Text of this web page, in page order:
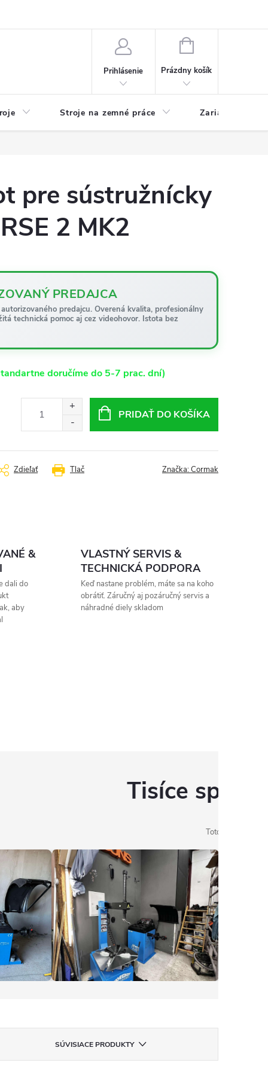
Prihlásenie
NÁKUPNÝ
Prázdny košík
Stroje na zemné práce Zariadenia na
pre sústružnícky
2 MK2
PREDAJCA
predajcu. Overená kvalita, profesionálny
technická pomoc aj cez videohovor. Istota bez
doručíme do 5-7 prac. dní)
PRIDAŤ DO KOŠÍKA
Tlač
Zdieľať Značka:Cormak
&
dali do
aby
VLASTNÝ SERVIS &
TECHNICKÁ PODPORA
Keď nastane problém, máte sa na koho
obrátiť. Záručný aj pozáručný servis a
náhradné diely skladom
Tisíce
Toto sú reálne
SÚVISIACE PRODUKTY